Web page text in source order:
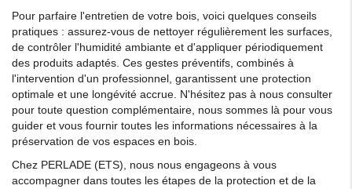
Pour parfaire l'entretien de votre bois, voici quelques conseils
pratiques : assurez-vous de nettoyer régulièrement les surfaces,
de contrôler l'humidité ambiante et d'appliquer périodiquement
des produits adaptés. Ces gestes préventifs, combinés à
l'intervention d'un professionnel, garantissent une protection
optimale et une longévité accrue. N'hésitez pas à nous consulter
pour toute question complémentaire, nous sommes là pour vous
guider et vous fournir toutes les informations nécessaires à la
préservation de vos espaces en bois.
Chez PERLADE (ETS), nous nous engageons à vous
accompagner dans toutes les étapes de la protection et de la